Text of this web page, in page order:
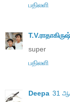
பதிலளி
super
பதிலளி
Deepa 31